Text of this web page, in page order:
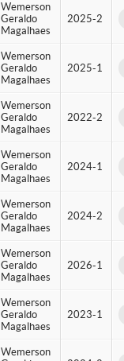
Wemerson
Geraldo
Magalhaes
2025-2
Wemerson
Geraldo
Magalhaes
2025-1
Wemerson
Geraldo
Magalhaes
2022-2
Wemerson
Geraldo
Magalhaes
2024-1
Wemerson
Geraldo
Magalhaes
2024-2
Wemerson
Geraldo
Magalhaes
2026-1
Wemerson
Geraldo
Magalhaes
2023-1
Wemerson